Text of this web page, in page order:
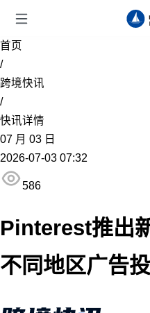
首页
/
跨境快讯
/
快讯详情
07 月 03 日
2026-07-03 07:32
586
Pinterest推出
不同地区广告